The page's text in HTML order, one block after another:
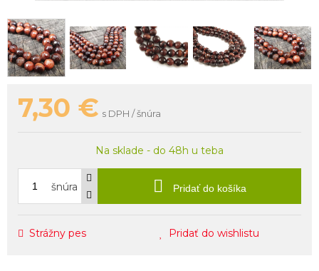
7,30 € s DPH / šnúra
Na sklade - do 48h u teba
šnúra Pridať do košíka
Strážny pes Pridať do wishlistu